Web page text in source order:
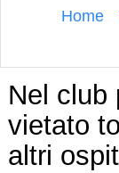
Home
Nel club
vietato
altri